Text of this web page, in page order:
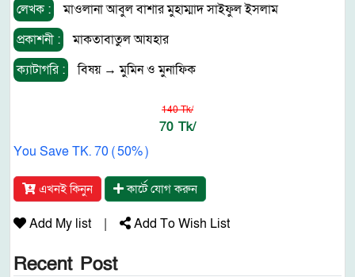
লেখক :
মাওলানা আবুল বাশার মুহাম্মাদ সাইফুল ইসলাম
প্রকাশনী :
মাকতাবাতুল আযহার
ক্যাটাগরি :
বিষয়→মুমিন ও মুনাফিক
140 Tk/
70 Tk/
You Save TK. 70 ( 50% )
এখনই কিনুন কার্টে যোগ করুন
Add My list | Add To Wish List
Recent Post